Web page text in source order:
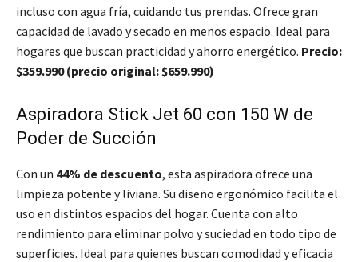
incluso con agua fría, cuidando tus prendas. Ofrece gran
capacidad de lavado y secado en menos espacio. Ideal para
hogares que buscan practicidad y ahorro energético. Precio:
$359.990 (precio original: $659.990)
Aspiradora Stick Jet 60 con 150 W de
Poder de Succión
Con un 44% de descuento, esta aspiradora ofrece una
limpieza potente y liviana. Su diseño ergonómico facilita el
uso en distintos espacios del hogar. Cuenta con alto
rendimiento para eliminar polvo y suciedad en todo tipo de
superficies. Ideal para quienes buscan comodidad y eficacia